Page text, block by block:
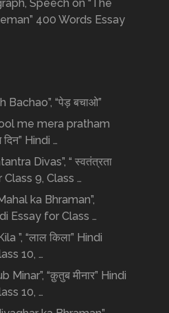
Speech on “The
400 Words Essay
Bachao”, “पेड़ बचाओ”
me mera pratham
Hindi …
Divas”, “ स्वतंत्रता
Class 9, Class …
ka Bhraman”,
Essay for Class …
”, “लाल किला” Hindi
10, …
“क़ुतुब मीनार” Hindi
10, …